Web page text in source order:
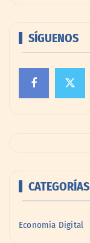
SÍGUENOS
CATEGORÍAS
Economía Digital